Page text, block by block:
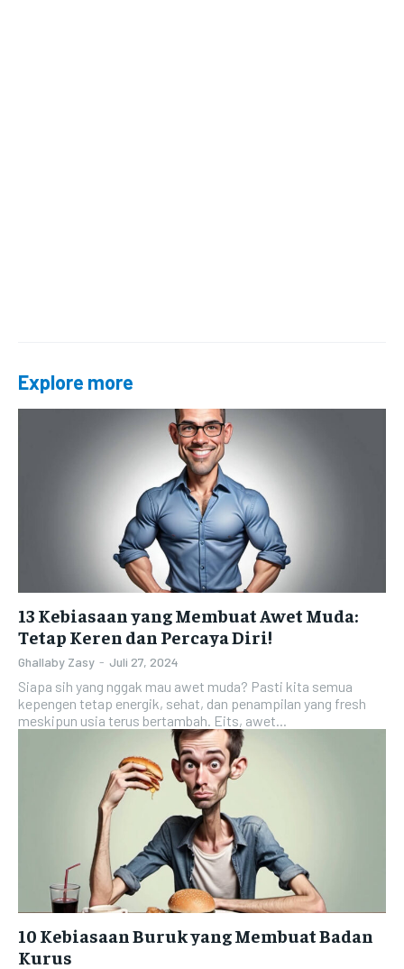
Explore more
13 Kebiasaan yang Membuat Awet Muda:
Tetap Keren dan Percaya Diri!
Ghallaby Zasy - Juli 27, 2024
Siapa sih yang nggak mau awet muda? Pasti kita semua
kepengen tetap energik, sehat, dan penampilan yang fresh
meskipun usia terus bertambah. Eits, awet...
10 Kebiasaan Buruk yang Membuat Badan
Kurus